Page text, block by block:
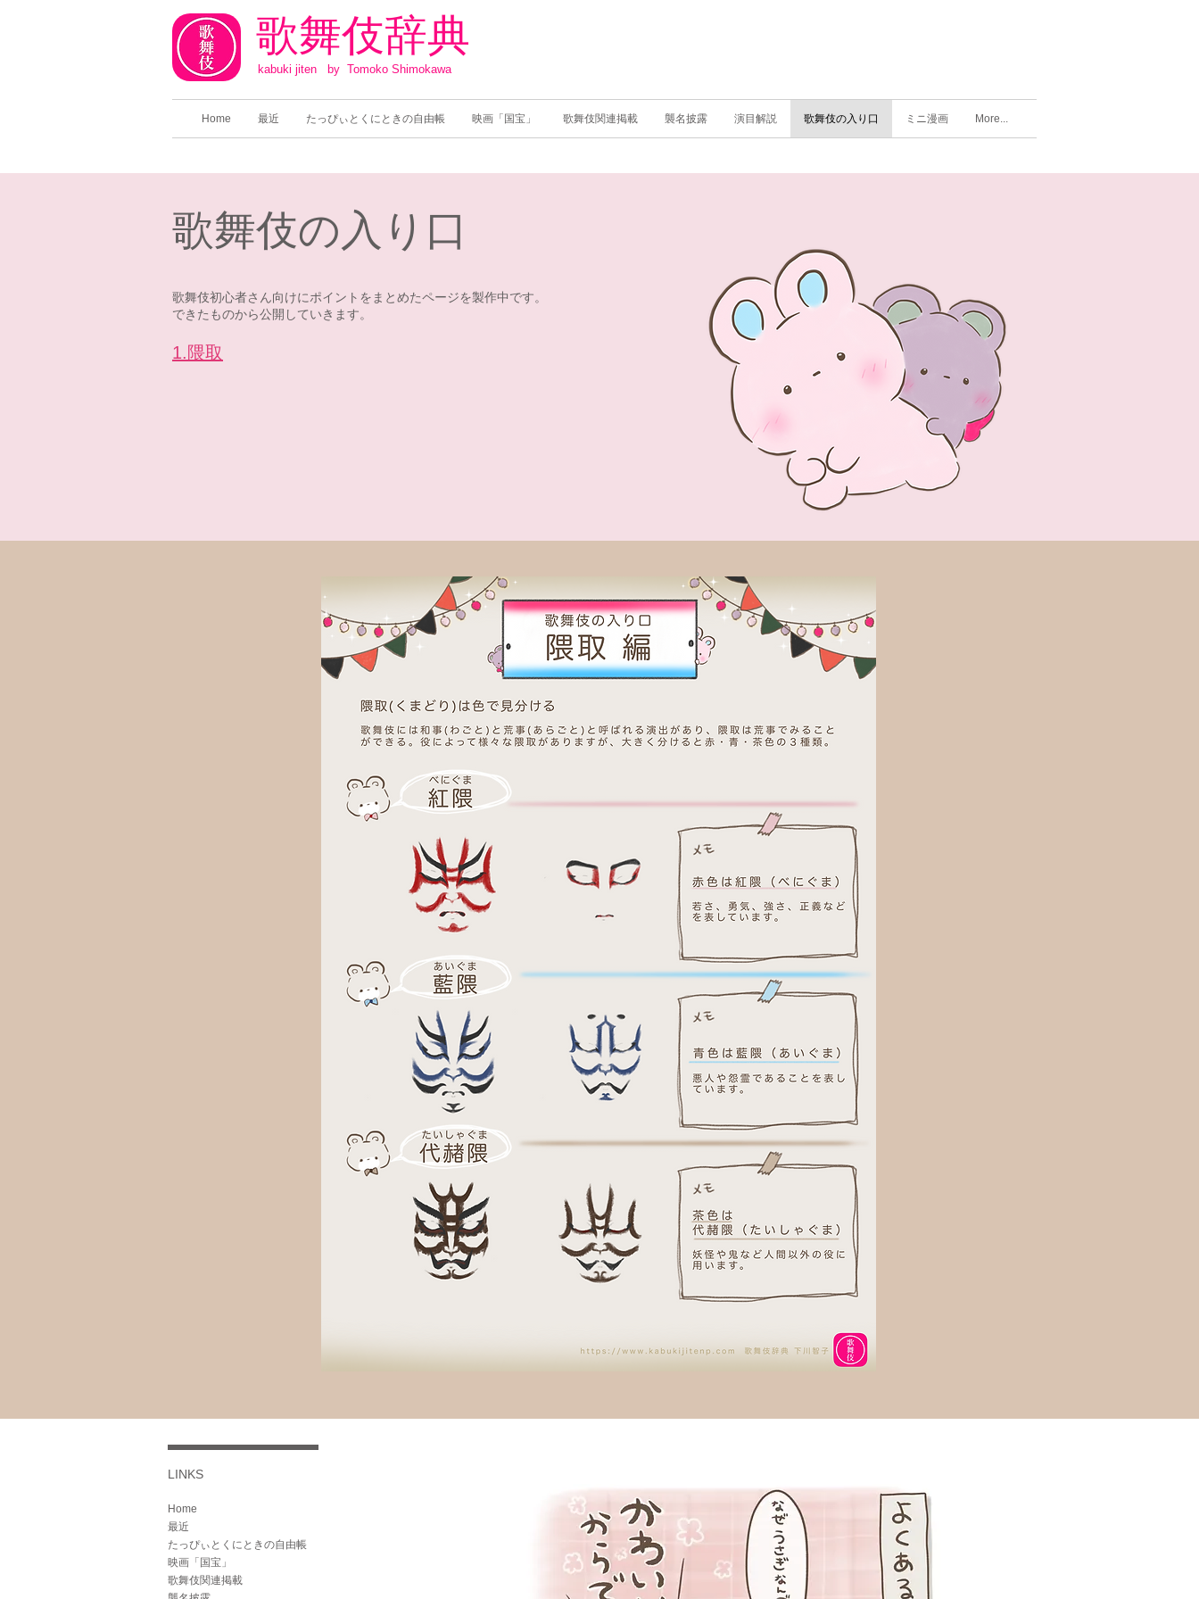
​歌舞伎辞典
Home 最近 たっぴぃとくにときの自由帳 映画「国宝」 歌舞伎関連掲載 襲名披露 演目解説 歌舞伎の入り口 ミニ漫画 More...
​kabuki jiten by Tomoko Shimokawa
​歌舞伎の入り口
歌舞伎初心者さん向けにポイントをまとめたページを製作中です。
できたものから公開していきます。
1.隈取
LINKS
Home
最近
たっぴぃとくにときの自由帳
映画「国宝」
歌舞伎関連掲載